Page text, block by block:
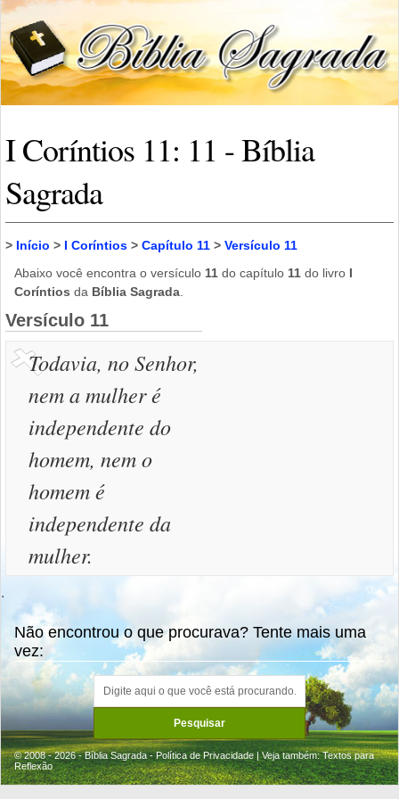
I Coríntios 11: 11 - Bíblia
Sagrada
> Início > I Coríntios > Capítulo 11 > Versículo 11
Abaixo você encontra o versículo 11 do capítulo 11 do livro I
Coríntios da Bíblia Sagrada
Versículo 11
Todavia, no Senhor,
nem a mulher é
independente do
homem, nem o
homem é
independente da
mulher.
.
Não encontrou o que procurava? Tente mais uma
vez:
© 2008 - 2026 - Bíblia Sagrada -Política de Privacidade | Veja também:Textos para
Reflexão